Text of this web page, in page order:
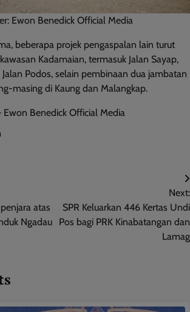
Ewon Benedick Official Media
beberapa projek pengaspalan lain turut
Kadamaian, termasuk Jalan Sayap,
Jalan Podos, selain pembinaan dua jambatan
masing di Kaung dan Malangkap.
Ewon Benedick Official Media
atas
Ngadau
Next:
SPR Keluarkan 446 Kertas Undi
Pos bagi PRK Kinabatangan dan
Lamag